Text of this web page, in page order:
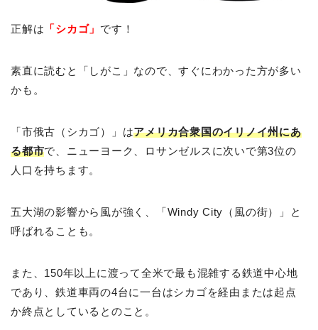
正解は 「シカゴ」 です！
素直に読むと「しがこ」なので、すぐにわかった方が多い
かも。
「市俄古（シカゴ）」はアメリカ合衆国のイリノイ州にあ
る都市で、ニューヨーク、ロサンゼルスに次いで第3位の
人口を持ちます。
五大湖の影響から風が強く、「Windy City（風の街）」と
呼ばれることも。
また、150年以上に渡って全米で最も混雑する鉄道中心地
であり、鉄道車両の4台に一台はシカゴを経由または起点
か終点としているとのこと。